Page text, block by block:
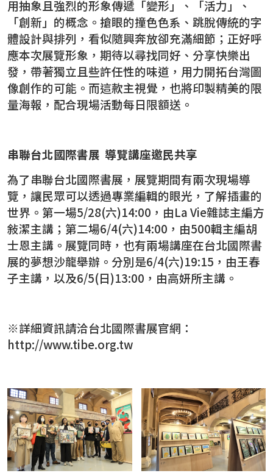
用抽象且強烈的形象傳遞「變形」、「活力」、
「創新」的概念。搶眼的撞色色系、跳脫傳統的字
體設計與排列，看似隨興奔放卻充滿細節；正好呼
應本次展覽形象，期待以尋找同好、分享快樂出
發，帶著獨立且些許任性的味道，用力開拓台灣圖
像創作的可能。而這款主視覺，也將印製精美的限
量海報，配合現場活動每日限額送。
串聯台北國際書展 導覽講座邀民共享
為了串聯台北國際書展，展覽期間有兩次現場導
覽，讓民眾可以透過專業編輯的眼光，了解插畫的
世界。第一場5/28(六)14:00，由La Vie雜誌主編方
敍潔主講；第二場6/4(六)14:00，由500輯主編胡
士恩主講。展覽同時，也有兩場講座在台北國際書
展的夢想沙龍舉辦。分別是6/4(六)19:15，由王春
子主講，以及6/5(日)13:00，由高妍所主講。
※詳細資訊請洽台北國際書展官網：
http://www.tibe.org.tw